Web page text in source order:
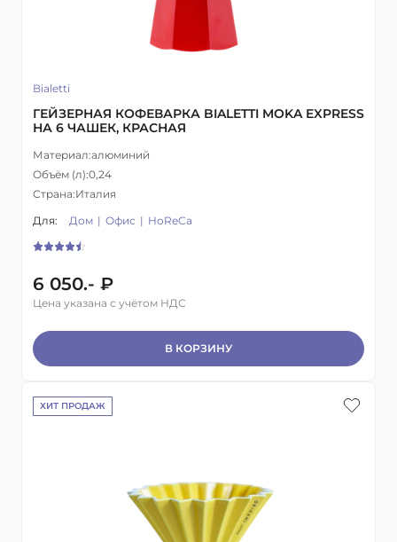
Bialetti
ГЕЙЗЕРНАЯ КОФЕВАРКА BIALETTI MOKA EXPRESS
НА 6 ЧАШЕК, КРАСНАЯ
Материал:алюминий
Объём (л):0,24
Страна:Италия
Для:
Дом Офис HoReCa
6 050.- ₽
Цена указана с учётом НДС
В КОРЗИНУ
ХИТ ПРОДАЖ